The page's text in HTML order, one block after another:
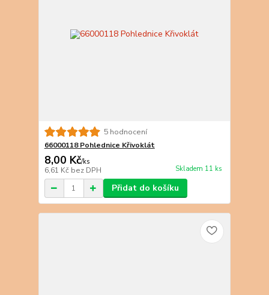
5 hodnocení
66000118 Pohlednice Křivoklát
8,00 Kč/ks
6,61 Kč bez DPH Skladem 11 ks
Přidat do košíku